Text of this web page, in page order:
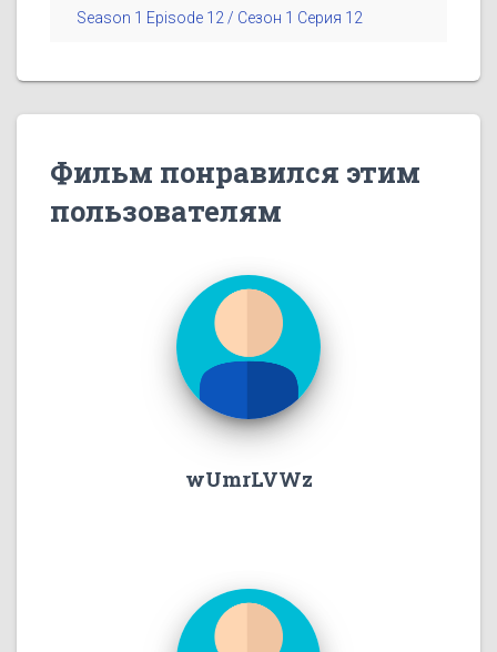
Season 1 Episode 12 / Сезон 1 Серия 12
Фильм понравился этим
пользователям
wUmrLVWz